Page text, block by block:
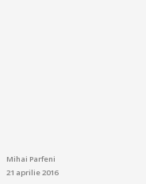
Mihai Parfeni
21 aprilie 2016